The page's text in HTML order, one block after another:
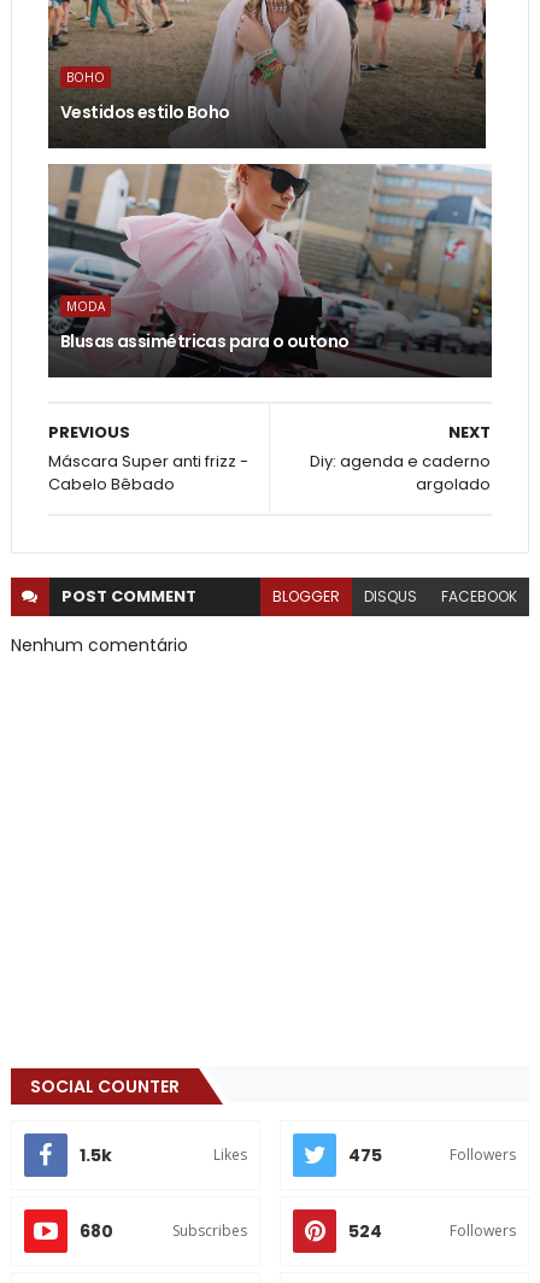
BOHO
Vestidos estilo Boho
MODA
Blusas assimétricas para o outono
NEXT
Diy: agenda e caderno
argolado
PREVIOUS
Máscara Super anti frizz -
Cabelo Bêbado
POST COMMENT BLOGGER DISQUS FACEBOOK
Nenhum comentário
SOCIAL COUNTER
1.5k Likes 475 Followers
680 Subscribes 524 Followers